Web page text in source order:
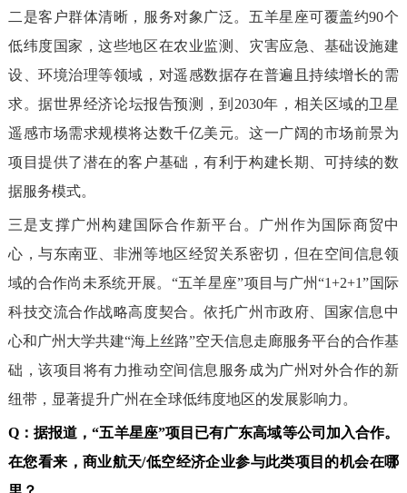
二是客户群体清晰，服务对象广泛。五羊星座可覆盖约90个
低纬度国家，这些地区在农业监测、灾害应急、基础设施建
设、环境治理等领域，对遥感数据存在普遍且持续增长的需
求。据世界经济论坛报告预测，到2030年，相关区域的卫星
遥感市场需求规模将达数千亿美元。这一广阔的市场前景为
项目提供了潜在的客户基础，有利于构建长期、可持续的数
据服务模式。
三是支撑广州构建国际合作新平台。广州作为国际商贸中
心，与东南亚、非洲等地区经贸关系密切，但在空间信息领
域的合作尚未系统开展。“五羊星座”项目与广州“1+2+1”国际
科技交流合作战略高度契合。依托广州市政府、国家信息中
心和广州大学共建“海上丝路”空天信息走廊服务平台的合作基
础，该项目将有力推动空间信息服务成为广州对外合作的新
纽带，显著提升广州在全球低纬度地区的发展影响力。
Q：据报道，“五羊星座”项目已有广东高域等公司加入合作。
在您看来，商业航天/低空经济企业参与此类项目的机会在哪